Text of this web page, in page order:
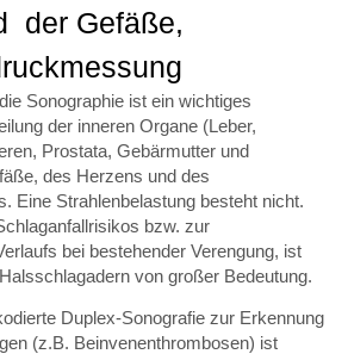
der Gefäße,
Sonographie ist ein wichtiges
der inneren Organe (Leber,
Prostata, Gebärmutter und
des Herzens und des
Eine Strahlenbelastung besteht nicht.
bzw. zur
bei bestehender Verengung, ist
von großer Bedeutung.
Duplex-Sonografie zur Erkennung
(z.B. Beinvenenthrombosen) ist